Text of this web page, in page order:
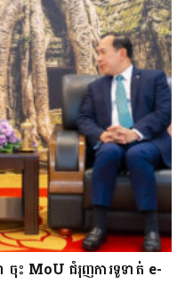
ះ MoU ជំរុញការទូទាត់ e-